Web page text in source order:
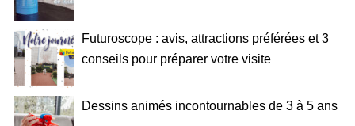
Futuroscope : avis, attractions préférées et 3
conseils pour préparer votre visite
Dessins animés incontournables de 3 à 5 ans